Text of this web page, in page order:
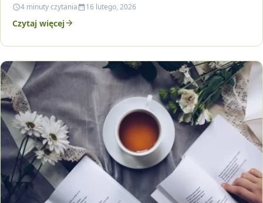
4 minuty czytania 16 lutego, 2026
Czytaj więcej